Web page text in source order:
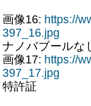
画像16: https://
397_16.jpg
ナノバブールな
画像17: https://
397_17.jpg
特許証